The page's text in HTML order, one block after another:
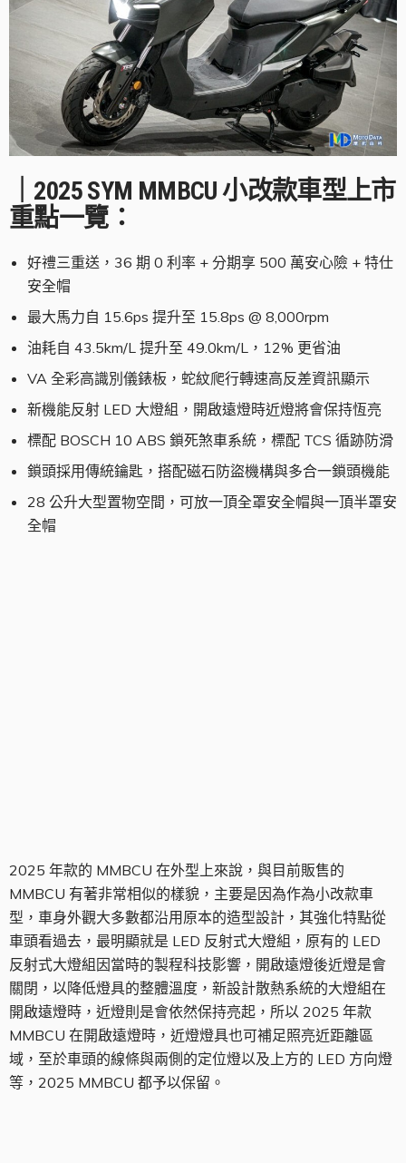
｜2025 SYM MMBCU 小改款車型上市
重點一覽：
好禮三重送，36 期 0 利率 + 分期享 500 萬安心險 + 特仕
安全帽
最大馬力自 15.6ps 提升至 15.8ps @ 8,000rpm
油耗自 43.5km/L 提升至 49.0km/L，12% 更省油
VA 全彩高識別儀錶板，蛇紋爬行轉速高反差資訊顯示
新機能反射 LED 大燈組，開啟遠燈時近燈將會保持恆亮
標配 BOSCH 10 ABS 鎖死煞車系統，標配 TCS 循跡防滑
鎖頭採用傳統鑰匙，搭配磁石防盜機構與多合一鎖頭機能
28 公升大型置物空間，可放一頂全罩安全帽與一頂半罩安
全帽
2025 年款的 MMBCU 在外型上來說，與目前販售的
MMBCU 有著非常相似的樣貌，主要是因為作為小改款車
型，車身外觀大多數都沿用原本的造型設計，其強化特點從
車頭看過去，最明顯就是 LED 反射式大燈組，原有的 LED
反射式大燈組因當時的製程科技影響，開啟遠燈後近燈是會
關閉，以降低燈具的整體溫度，新設計散熱系統的大燈組在
開啟遠燈時，近燈則是會依然保持亮起，所以 2025 年款
MMBCU 在開啟遠燈時，近燈燈具也可補足照亮近距離區
域，至於車頭的線條與兩側的定位燈以及上方的 LED 方向燈
等，2025 MMBCU 都予以保留。